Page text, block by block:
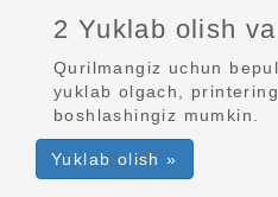
2 Yuklab olish
Qurilmangiz uchun
yuklab olgach,
boshlashingiz mumkin.
Yuklab olish »